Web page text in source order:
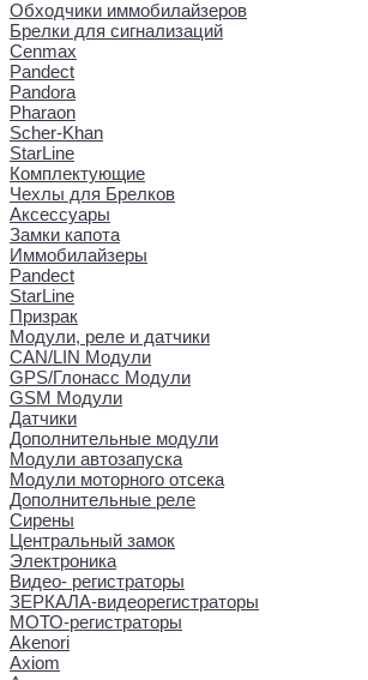
Обходчики иммобилайзеров
Брелки для сигнализаций
Cenmax
Pandect
Pandora
Pharaon
Scher-Khan
StarLine
Комплектующие
Чехлы для Брелков
Аксессуары
Замки капота
Иммобилайзеры
Pandect
StarLine
Призрак
Модули, реле и датчики
CAN/LIN Модули
GPS/Глонасс Модули
GSM Модули
Датчики
Дополнительные модули
Модули автозапуска
Модули моторного отсека
Дополнительные реле
Сирены
Центральный замок
Электроника
Видео- регистраторы
ЗЕРКАЛА-видеорегистраторы
МОТО-регистраторы
Akenori
Axiom